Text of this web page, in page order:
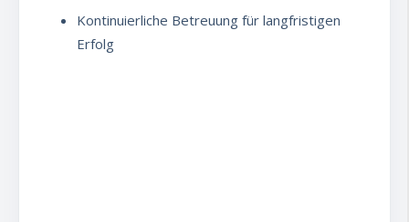
Kontinuierliche Betreuung für langfristigen
Erfolg